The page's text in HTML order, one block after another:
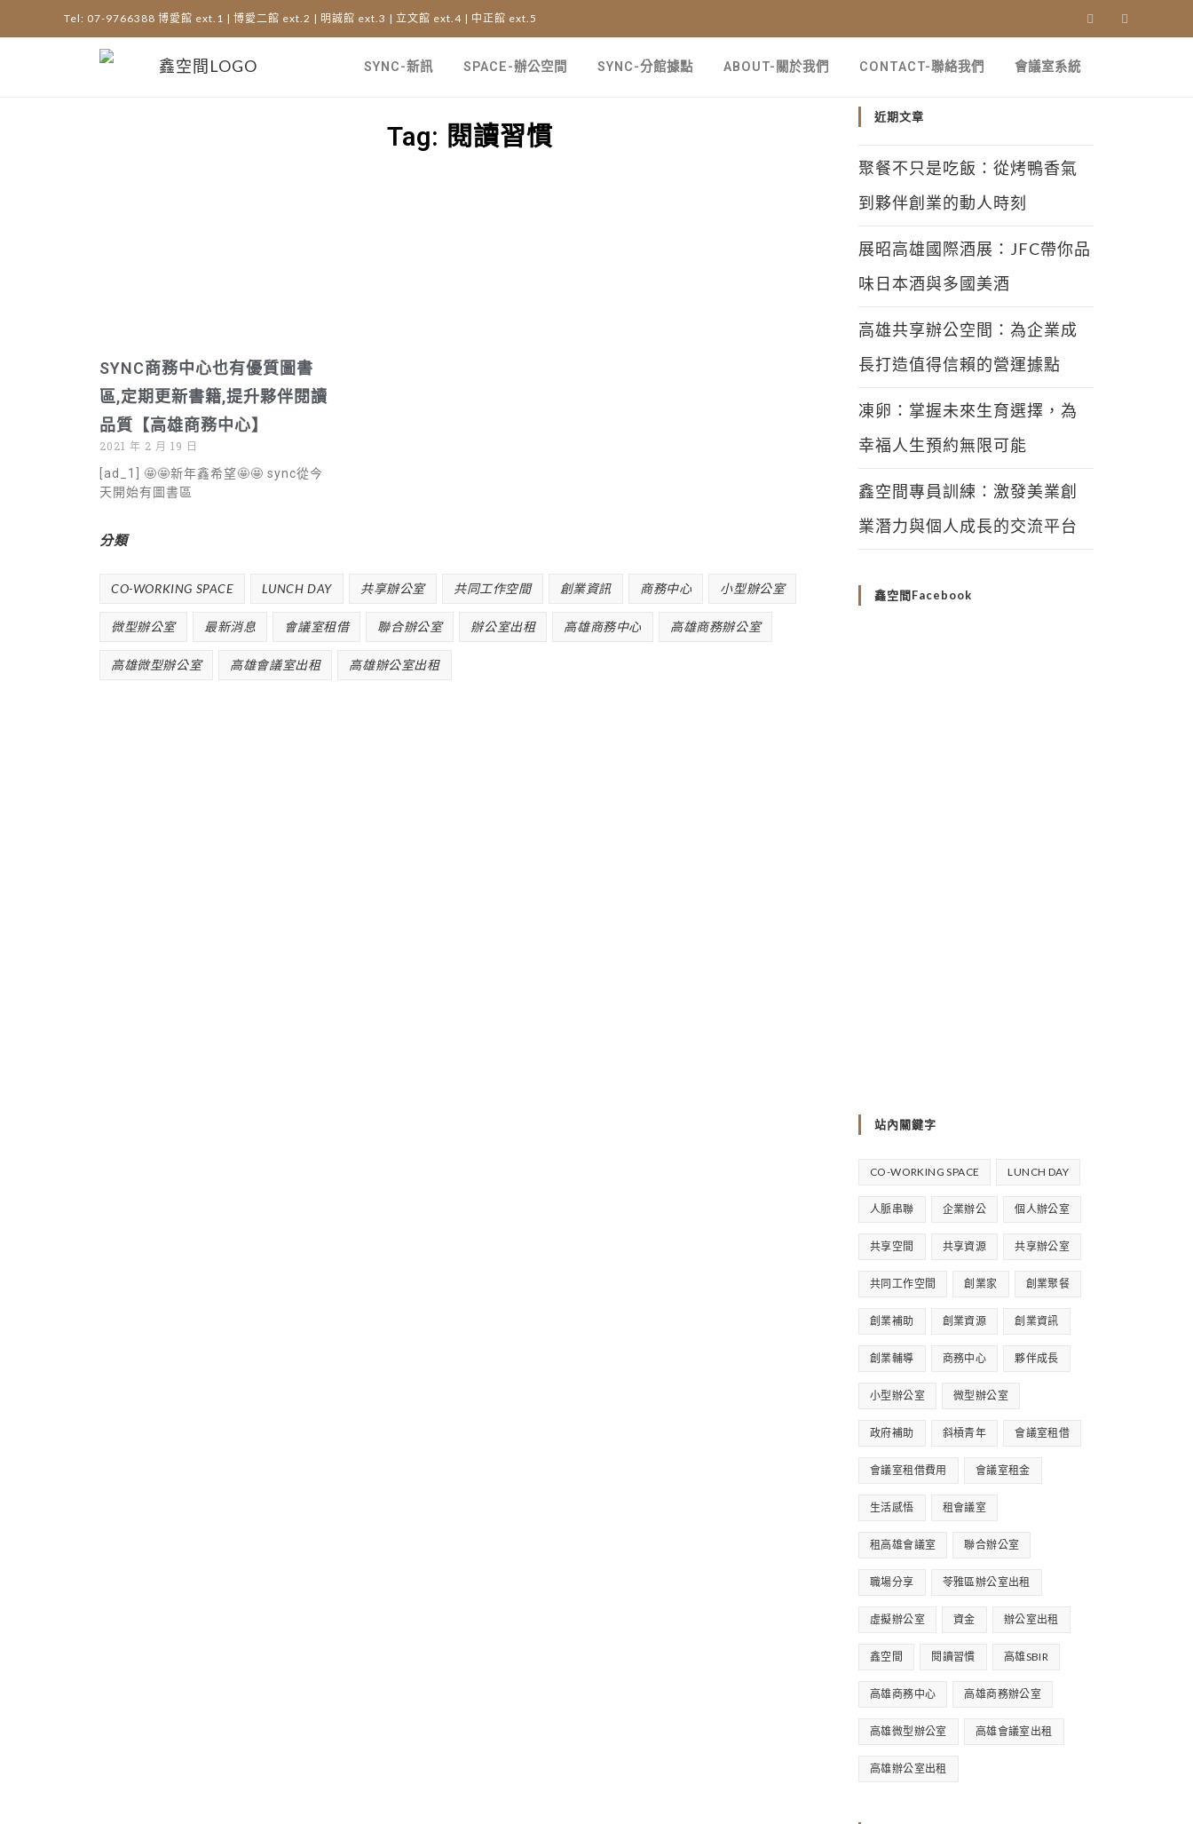
Tel: 07-9766388 博愛館 ext.1 | 博愛二館 ext.2 | 明誠館 ext.3 | 立文館 ext.4 | 中正館 ext.5
SYNC-新訊 SPACE-辦公空間 SYNC-分館據點 ABOUT-關於我們 CONTACT-聯絡我們 會議室系統
Tag: 閱讀習慣
SYNC商務中心也有優質圖書
區,定期更新書籍,提升夥伴閱讀
品質【高雄商務中心】
2021 年 2 月 19 日
[ad_1] 🤩🤩新年鑫希望🤩🤩 sync從今
天開始有圖書區
分類
CO-WORKING SPACE LUNCH DAY 共享辦公室 共同工作空間 創業資訊 商務中心 小型辦公室
微型辦公室 最新消息 會議室租借 聯合辦公室 辦公室出租 高雄商務中心 高雄商務辦公室
高雄微型辦公室 高雄會議室出租 高雄辦公室出租
近期文章
聚餐不只是吃飯：從烤鴨香氣
到夥伴創業的動人時刻
展昭高雄國際酒展：JFC帶你品
味日本酒與多國美酒
高雄共享辦公空間：為企業成
長打造值得信賴的營運據點
凍卵：掌握未來生育選擇，為
幸福人生預約無限可能
鑫空間專員訓練：激發美業創
業潛力與個人成長的交流平台
鑫空間Facebook
站內關鍵字
CO-WORKING SPACE LUNCH DAY
人脈串聯 企業辦公 個人辦公室
共享空間 共享資源 共享辦公室
共同工作空間 創業家 創業聚餐
創業補助 創業資源 創業資訊
創業輔導 商務中心 夥伴成長
小型辦公室 微型辦公室
政府補助 斜槓青年 會議室租借
會議室租借費用 會議室租金
生活感悟 租會議室
租高雄會議室 聯合辦公室
職場分享 苓雅區辦公室出租
虛擬辦公室 資金 辦公室出租
鑫空間 閱讀習慣 高雄SBIR
高雄商務中心 高雄商務辦公室
高雄微型辦公室 高雄會議室出租
高雄辦公室出租